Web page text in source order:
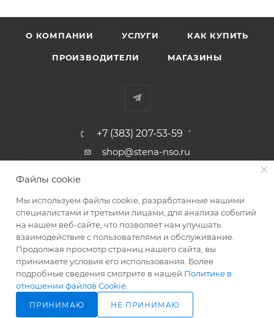
О КОМПАНИИ УСЛУГИ КАК КУПИТЬ
ПРОИЗВОДИТЕЛИ МАГАЗИНЫ
+7 (383) 207-53-59
shop@stena-nso.ru
г.Новосибирск ул.Восход, 26/1
ПОЛИТИКА КОНФИДЕНЦИАЛЬНОСТИ
2026 © Родные стены - товары для строительства и ремонта!
Файлы cookie
Мы используем файлы cookie, разработанные нашими
специалистами и третьими лицами, для анализа событий
на нашем веб-сайте, что позволяет нам улучшать
взаимодействие с пользователями и обслуживание.
Продолжая просмотр страниц нашего сайта, вы
принимаете условия его использования. Более
подробные сведения смотрите в нашей Политике в
отношении файлов Cookie
ПРИНИМАЮ НЕ ПРИНИМАЮ